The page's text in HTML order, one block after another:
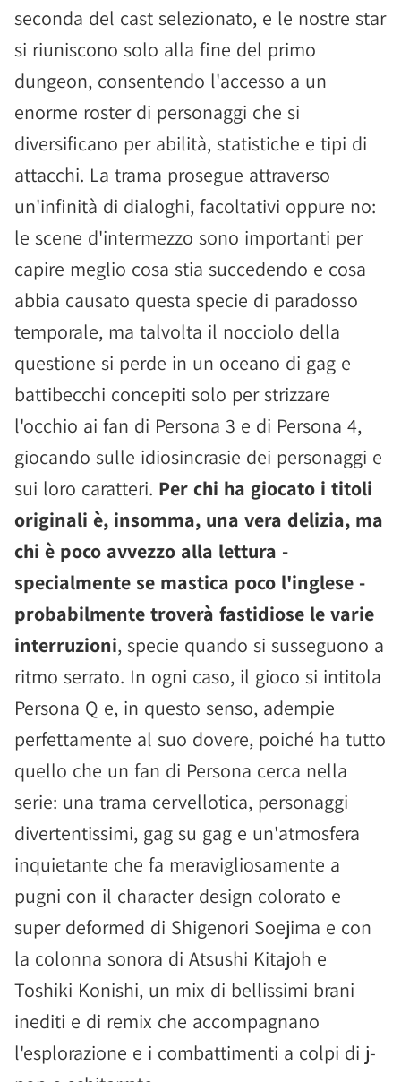
seconda del cast selezionato, e le nostre star
si riuniscono solo alla fine del primo
dungeon, consentendo l'accesso a un
enorme roster di personaggi che si
diversificano per abilità, statistiche e tipi di
attacchi. La trama prosegue attraverso
un'infinità di dialoghi, facoltativi oppure no:
le scene d'intermezzo sono importanti per
capire meglio cosa stia succedendo e cosa
abbia causato questa specie di paradosso
temporale, ma talvolta il nocciolo della
questione si perde in un oceano di gag e
battibecchi concepiti solo per strizzare
l'occhio ai fan di Persona 3 e di Persona 4,
giocando sulle idiosincrasie dei personaggi e
sui loro caratteri. Per chi ha giocato i titoli
originali è, insomma, una vera delizia, ma
chi è poco avvezzo alla lettura -
specialmente se mastica poco l'inglese -
probabilmente troverà fastidiose le varie
interruzioni, specie quando si susseguono a
ritmo serrato. In ogni caso, il gioco si intitola
Persona Q e, in questo senso, adempie
perfettamente al suo dovere, poiché ha tutto
quello che un fan di Persona cerca nella
serie: una trama cervellotica, personaggi
divertentissimi, gag su gag e un'atmosfera
inquietante che fa meravigliosamente a
pugni con il character design colorato e
super deformed di Shigenori Soejima e con
la colonna sonora di Atsushi Kitajoh e
Toshiki Konishi, un mix di bellissimi brani
inediti e di remix che accompagnano
l'esplorazione e i combattimenti a colpi di j-